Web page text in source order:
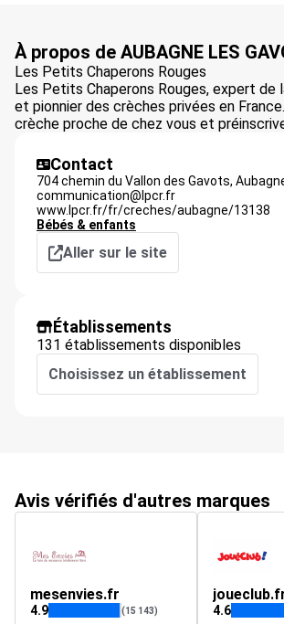
À propos de AUBAGNE LES
Les Petits Chaperons Rouges
Les Petits Chaperons Rouges, expert
et pionnier des crèches privées en
crèche proche de chez vous et
Contact
704 chemin du Vallon des Gavots,
communication@lpcr.fr
www.lpcr.fr/fr/creches/aubagne/13138
Bébés & enfants
Aller sur le site
Établissements
131 établissements disponibles
Choisissez un établissement
Avis vérifiés d'autres marques
mesenvies.fr
4.9 (15 143) 4.6